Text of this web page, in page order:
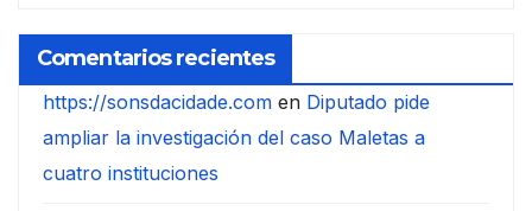
Comentarios recientes
https://sonsdacidade.com en Diputado pide
ampliar la investigación del caso Maletas a
cuatro instituciones